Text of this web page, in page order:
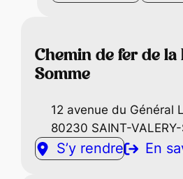
Chemin de fer de la
Somme
12 avenue du Général
80230 SAINT-
S’y rendre En